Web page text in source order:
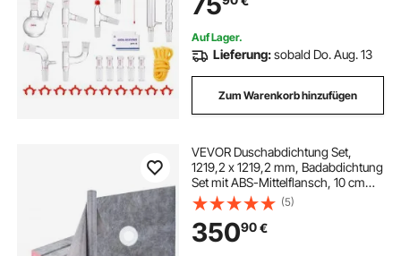
Auf Lager.
Lieferung:sobald Do. Aug. 13
Zum Warenkorb hinzufügen
VEVOR Duschabdichtung Set,
1219,2 x 1219,2 mm, Badabdichtung
Set mit ABS-Mittelflansch, 10 cm
Edelstahlgitter, 2 zuschneidbare
Duschschwellen & Kelle,
Duschwannen-Gefällestäbe
passend für Badewanne
(5)
35090€